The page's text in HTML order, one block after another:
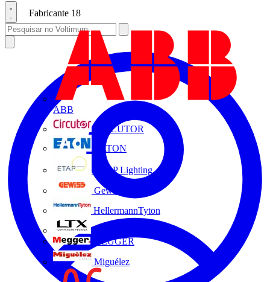
Fabricante 18
ABB
CIRCUTOR
EATON
ETAP Lighting
Gewiss
HellermannTyton
MEGGER
Miguélez